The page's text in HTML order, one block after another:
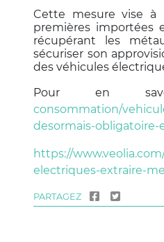
Cette mesure vise à
premières importées
récupérant les
sécuriser son
des véhicules
Pour en
consommation/
desormais-obligatoire-
https://
electriques-extraire-
PARTAGEZ